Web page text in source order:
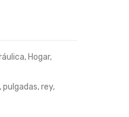
Exteriores
, Hogar,
,pulgadas,rey,